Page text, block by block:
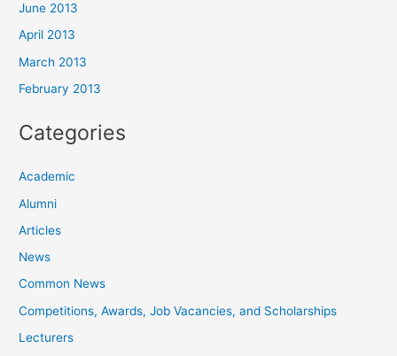
June 2013
April 2013
March 2013
February 2013
Categories
Academic
Alumni
Articles
News
Common News
Competitions, Awards, Job Vacancies, and Scholarships
Lecturers